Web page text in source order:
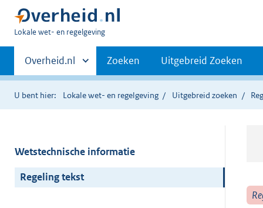
U
hier:
Lokale wet- en regelgeving
Primaire
navigatie
Andere
sites
binnen
Overheid.nl Zoeken Uitgebreid Zoeken
U bent hier: Lokale wet- en regelgeving Uitgebreid zoeken
Wetstechnische informatie
Regeling tekst